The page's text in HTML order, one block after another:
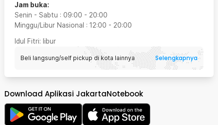
Jam buka:
Senin - Sabtu : 09:00 - 20:00
Minggu/Libur Nasional : 12:00 - 20:00
Idul Fitri: libur
Beli langsung/self pickup di kota lainnya Selengkapnya
Download Aplikasi JakartaNotebook